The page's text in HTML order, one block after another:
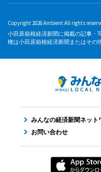
Copyright 2026 Ambient All rights
小田原箱根経済新聞に掲載の記事・
権は小田原箱根経済新聞またはその
みんなの経済新聞ネット
お問い合わせ